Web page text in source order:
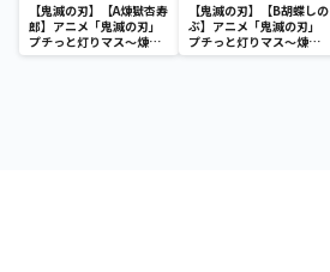
【鬼滅の刃】【A煉獄杏寿
郎】アニメ「鬼滅の刃」
プチっと灯りマス～煉獄
杏寿郎・胡蝶しのぶ～
【鬼滅の刃】【B胡蝶しの
ぶ】アニメ「鬼滅の刃」
プチっと灯りマス～煉獄
杏寿郎・胡蝶しのぶ～